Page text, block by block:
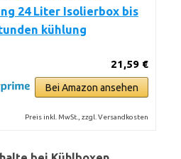
24 Liter Isolierbox bis
kühlung
21,59 €
Bei Amazon ansehen
Preis inkl. MwSt., zzgl. Versandkosten